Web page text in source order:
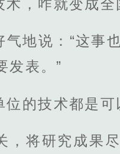
，咋就变成全
地说：“这事
发表。”
的技术都是可
，将研究成果